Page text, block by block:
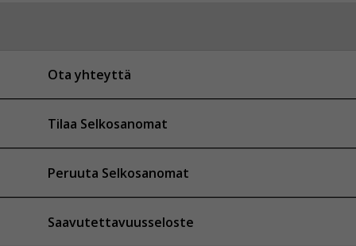
Ota yhteyttä
Tilaa Selkosanomat
Peruuta Selkosanomat
Saavutettavuusseloste